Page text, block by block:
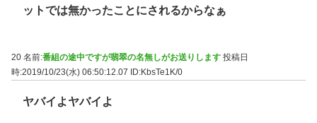
ットでは無かったことにされるからなぁ
20 名前:番組の途中ですが翡翠の名無しがお送りします 投稿日
時:2019/10/23(水) 06:50:12.07 ID:KbsTe1K/0
ヤバイよヤバイよ